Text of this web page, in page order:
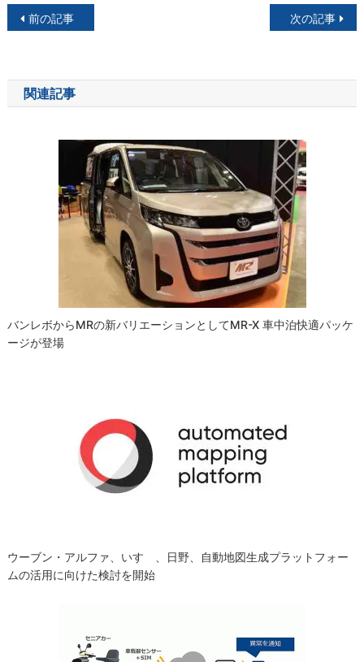
投
ナ
ビ
前の記事 次の記事
関連記事
バンレボからMRの新バリエーションとしてMR-X 車中泊快適パッケ
ージが登場
ウーブン・アルファ、いすゞ、日野、自動地図生成プラットフォー
ムの活用に向けた検討を開始